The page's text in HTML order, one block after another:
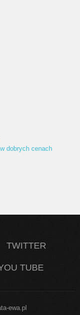
dobrych cenach
TWITTER
TUBE
ewa.pl